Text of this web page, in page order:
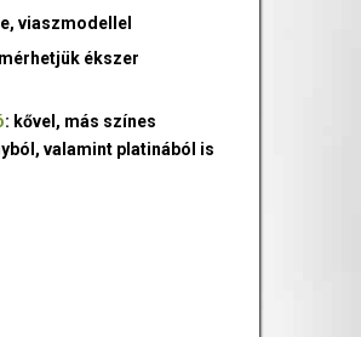
viaszmodellel
ékszer
: kővel, más színes
valamint platinából is